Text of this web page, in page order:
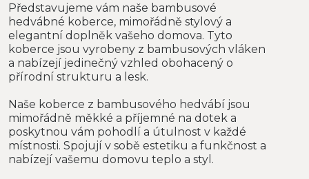
Představujeme vám naše bambusové
hedvábné koberce, mimořádně stylový a
elegantní doplněk vašeho domova. Tyto
koberce jsou vyrobeny z bambusových vláken
a nabízejí jedinečný vzhled obohacený o
přírodní strukturu a lesk.
Naše koberce z bambusového hedvábí jsou
mimořádně měkké a příjemné na dotek a
poskytnou vám pohodlí a útulnost v každé
místnosti. Spojují v sobě estetiku a funkčnost a
nabízejí vašemu domovu teplo a styl.